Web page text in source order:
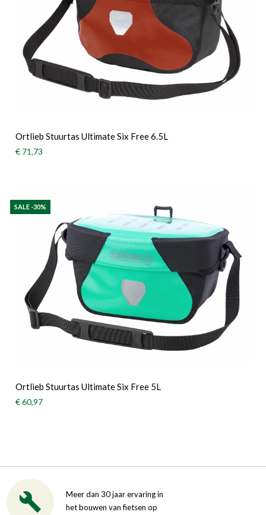
Ortlieb Stuurtas Ultimate Six Free 6.5L
€ 71,73
SALE -30%
Ortlieb Stuurtas Ultimate Six Free 5L
€ 60,97
Meer dan 30 jaar ervaring in
het bouwen van fietsen op